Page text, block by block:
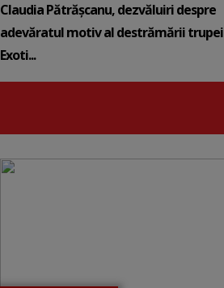
Claudia Pătrășcanu, dezvăluiri despre
adevăratul motiv al destrămării trupei
Exoti...